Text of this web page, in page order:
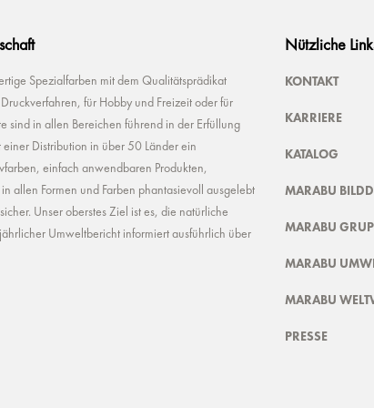
Spezialfarben mit dem Qualitätsprädikat
für Hobby und Freizeit oder für
sind in allen Bereichen führend in der Erfüllung
Distribution in über 50 Länder ein
einfach anwendbaren Produkten,
allen Formen und Farben phantasievoll ausgelebt
Unser oberstes Ziel ist es, die natürliche
Umweltbericht informiert ausführlich über
Nützliche
KONTAKT
KARRIERE
KATALOG
MARABU
MARABU
MARABU
MARABU
PRESSE